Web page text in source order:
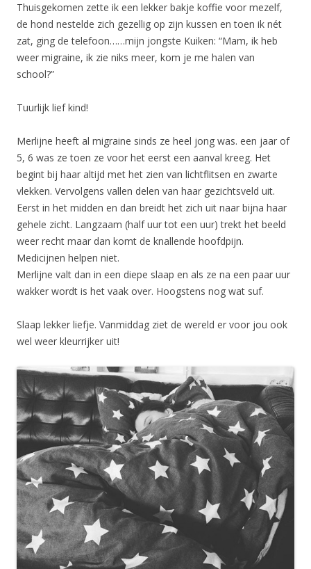
Thuisgekomen zette ik een lekker bakje koffie voor mezelf,
de hond nestelde zich gezellig op zijn kussen en toen ik nét
zat, ging de telefoon……mijn jongste Kuiken: “Mam, ik heb
weer migraine, ik zie niks meer, kom je me halen van
school?”
Tuurlijk lief kind!
Merlijne heeft al migraine sinds ze heel jong was. een jaar of
5, 6 was ze toen ze voor het eerst een aanval kreeg. Het
begint bij haar altijd met het zien van lichtflitsen en zwarte
vlekken. Vervolgens vallen delen van haar gezichtsveld uit.
Eerst in het midden en dan breidt het zich uit naar bijna haar
gehele zicht. Langzaam (half uur tot een uur) trekt het beeld
weer recht maar dan komt de knallende hoofdpijn.
Medicijnen helpen niet.
Merlijne valt dan in een diepe slaap en als ze na een paar uur
wakker wordt is het vaak over. Hoogstens nog wat suf.
Slaap lekker liefje. Vanmiddag ziet de wereld er voor jou ook
wel weer kleurrijker uit!